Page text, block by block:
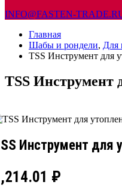
INFO@FASTEN-
Главная
Шабы и рондели, Для
TSS Инструмент для
TSS Инструмент
Инструмент для
₽